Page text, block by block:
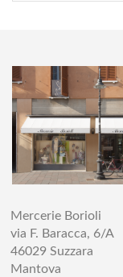
Mercerie Borioli
via F. Baracca, 6/A
46029 Suzzara
Mantova